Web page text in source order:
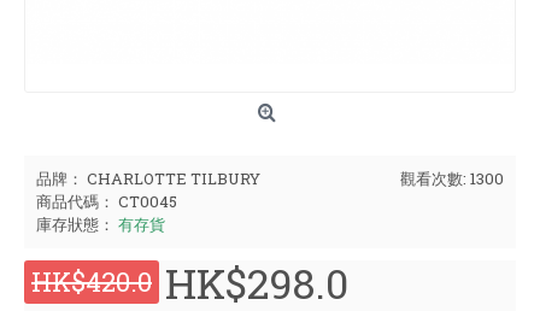
觀看次數: 1300
品牌： CHARLOTTE TILBURY
商品代碼： CT0045
庫存狀態： 有存貨
HK$420.0 HK$298.0